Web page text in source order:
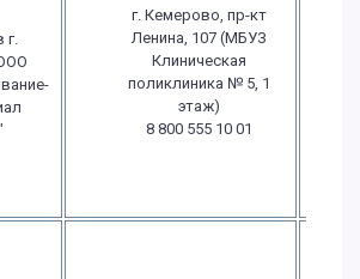
г. Кемерово, пр-кт
Ленина, 107 (МБУЗ
Клиническая
поликлиника № 5, 1
этаж)
8 800 555 10 01